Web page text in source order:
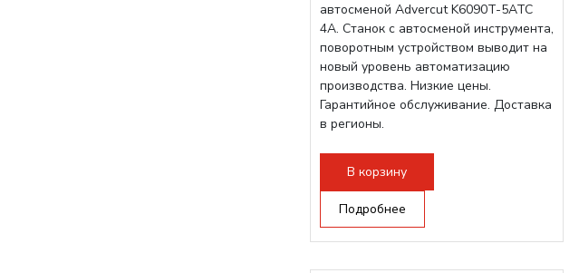
автосменой Advercut K6090T-5ATC
4A. Станок с автосменой инструмента,
поворотным устройством выводит на
новый уровень автоматизацию
производства. Низкие цены.
Гарантийное обслуживание. Доставка
в регионы.
В корзину
Подробнее